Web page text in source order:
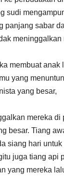
sudi
panjang sabar
meninggalkan
membuat anak
yang
yang besar,
mereka di
besar. Tiang
siang hari
juga tiang api
yang mereka